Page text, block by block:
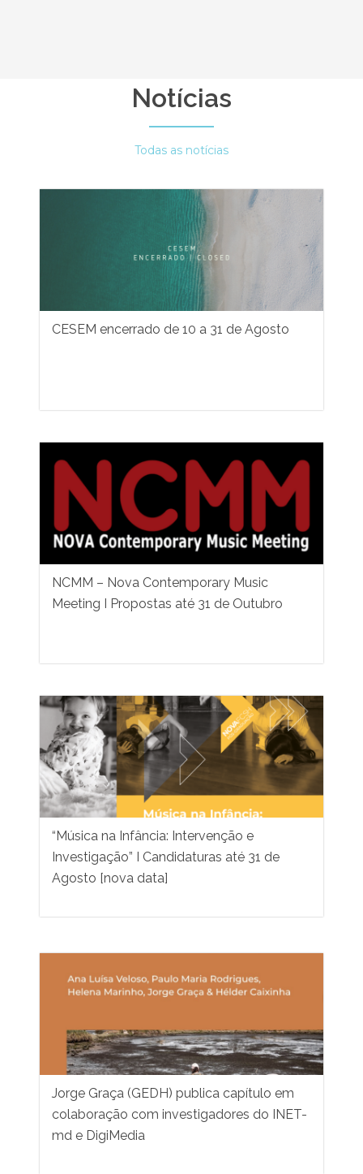
Notícias
Todas as notícias
CESEM encerrado de 10 a 31 de Agosto
NCMM – Nova Contemporary Music
Meeting I Propostas até 31 de Outubro
“Música na Infância: Intervenção e
Investigação” I Candidaturas até 31 de
Agosto [nova data]
Jorge Graça (GEDH) publica capítulo em
colaboração com investigadores do INET-
md e DigiMedia